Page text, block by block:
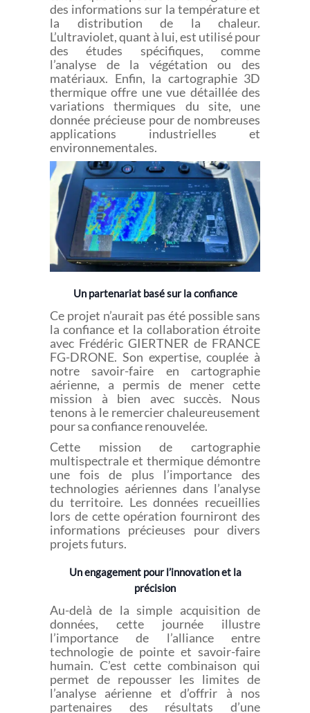
des informations sur la température et
la distribution de la chaleur.
L’ultraviolet, quant à lui, est utilisé pour
des études spécifiques, comme
l’analyse de la végétation ou des
matériaux. Enfin, la cartographie 3D
thermique offre une vue détaillée des
variations thermiques du site, une
donnée précieuse pour de nombreuses
applications industrielles et
environnementales.
Un partenariat basé sur la confiance
Ce projet n’aurait pas été possible sans
la confiance et la collaboration étroite
avec Frédéric GIERTNER de FRANCE
FG-DRONE. Son expertise, couplée à
notre savoir-faire en cartographie
aérienne, a permis de mener cette
mission à bien avec succès. Nous
tenons à le remercier chaleureusement
pour sa confiance renouvelée.
Cette mission de cartographie
multispectrale et thermique démontre
une fois de plus l’importance des
technologies aériennes dans l’analyse
du territoire. Les données recueillies
lors de cette opération fourniront des
informations précieuses pour divers
projets futurs.
Un engagement pour l’innovation et la
précision
Au-delà de la simple acquisition de
données, cette journée illustre
l’importance de l’alliance entre
technologie de pointe et savoir-faire
humain. C’est cette combinaison qui
permet de repousser les limites de
l’analyse aérienne et d’offrir à nos
partenaires des résultats d’une